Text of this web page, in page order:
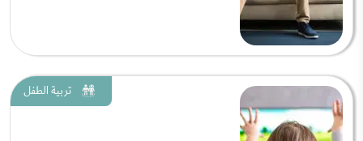
تربية الطفل